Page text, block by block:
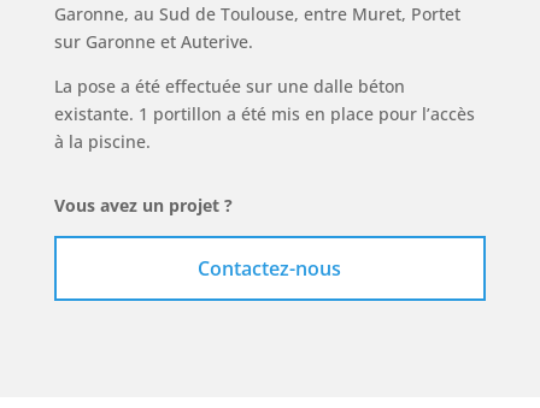
Garonne, au Sud de Toulouse, entre Muret, Portet
sur Garonne et Auterive.
La pose a été effectuée sur une dalle béton
existante. 1 portillon a été mis en place pour l’accès
à la piscine.
Vous avez un projet ?
Contactez-nous